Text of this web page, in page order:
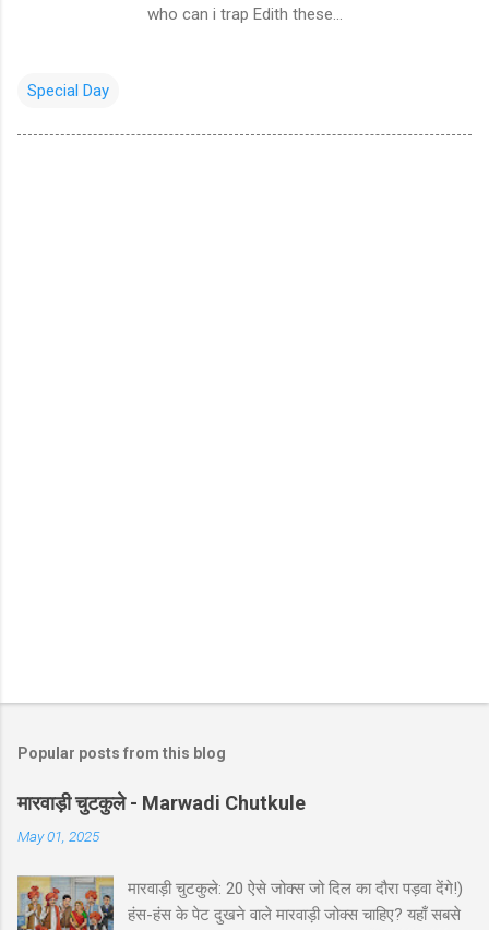
who can i trap Edith these...
Special Day
Popular posts from this blog
मारवाड़ी चुटकुले - Marwadi Chutkule
May 01, 2025
मारवाड़ी चुटकुले: 20 ऐसे जोक्स जो दिल का दौरा पड़वा देंगे!)
हंस-हंस के पेट दुखने वाले मारवाड़ी जोक्स चाहिए? यहाँ सबसे